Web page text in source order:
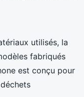
utilisés, la
fabriqués
est conçu pour